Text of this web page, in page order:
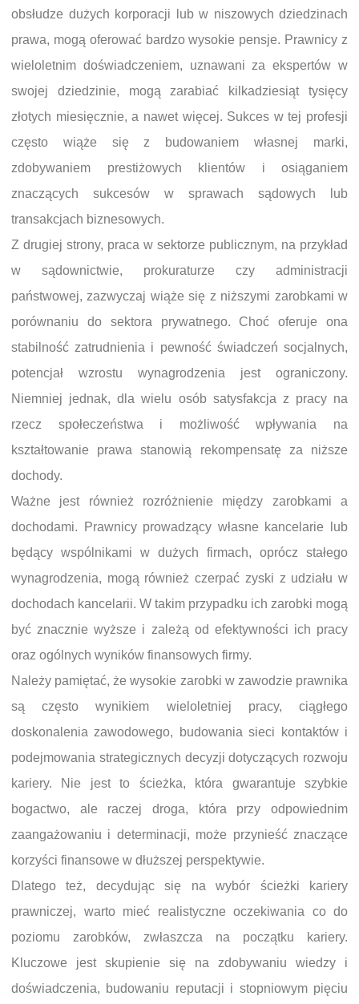
obsłudze dużych korporacji lub w niszowych dziedzinach
prawa, mogą oferować bardzo wysokie pensje. Prawnicy z
wieloletnim doświadczeniem, uznawani za ekspertów w
swojej dziedzinie, mogą zarabiać kilkadziesiąt tysięcy
złotych miesięcznie, a nawet więcej. Sukces w tej profesji
często wiąże się z budowaniem własnej marki,
zdobywaniem prestiżowych klientów i osiąganiem
znaczących sukcesów w sprawach sądowych lub
transakcjach biznesowych.
Z drugiej strony, praca w sektorze publicznym, na przykład
w sądownictwie, prokuraturze czy administracji
państwowej, zazwyczaj wiąże się z niższymi zarobkami w
porównaniu do sektora prywatnego. Choć oferuje ona
stabilność zatrudnienia i pewność świadczeń socjalnych,
potencjał wzrostu wynagrodzenia jest ograniczony.
Niemniej jednak, dla wielu osób satysfakcja z pracy na
rzecz społeczeństwa i możliwość wpływania na
kształtowanie prawa stanowią rekompensatę za niższe
dochody.
Ważne jest również rozróżnienie między zarobkami a
dochodami. Prawnicy prowadzący własne kancelarie lub
będący wspólnikami w dużych firmach, oprócz stałego
wynagrodzenia, mogą również czerpać zyski z udziału w
dochodach kancelarii. W takim przypadku ich zarobki mogą
być znacznie wyższe i zależą od efektywności ich pracy
oraz ogólnych wyników finansowych firmy.
Należy pamiętać, że wysokie zarobki w zawodzie prawnika
są często wynikiem wieloletniej pracy, ciągłego
doskonalenia zawodowego, budowania sieci kontaktów i
podejmowania strategicznych decyzji dotyczących rozwoju
kariery. Nie jest to ścieżka, która gwarantuje szybkie
bogactwo, ale raczej droga, która przy odpowiednim
zaangażowaniu i determinacji, może przynieść znaczące
korzyści finansowe w dłuższej perspektywie.
Dlatego też, decydując się na wybór ścieżki kariery
prawniczej, warto mieć realistyczne oczekiwania co do
poziomu zarobków, zwłaszcza na początku kariery.
Kluczowe jest skupienie się na zdobywaniu wiedzy i
doświadczenia, budowaniu reputacji i stopniowym pięciu